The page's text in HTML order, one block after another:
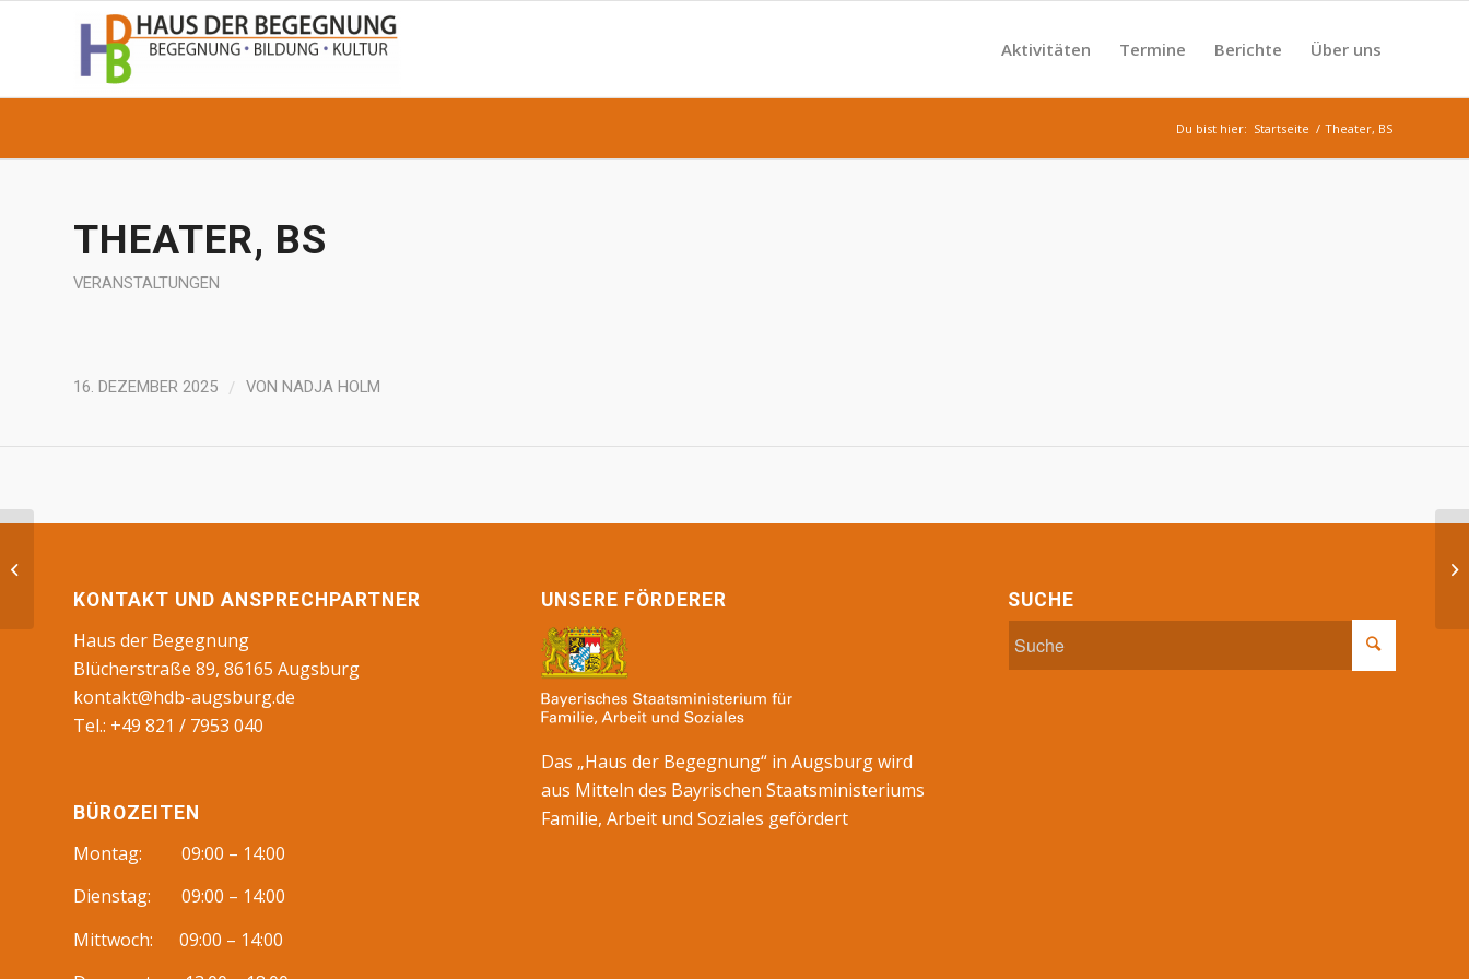
Aktivitäten Termine Berichte Über uns
Du bist hier: Startseite / Theater, BS
THEATER, BS
VERANSTALTUNGEN
16. DEZEMBER 2025 / VON NADJA HOLM
KONTAKT UND ANSPRECHPARTNER
Haus der Begegnung
Blücherstraße 89, 86165 Augsburg
kontakt@hdb-augsburg.de
Tel.: +49 821 / 7953 040
BÜROZEITEN
Montag: 09:00 – 14:00
Dienstag: 09:00 – 14:00
Mittwoch: 09:00 – 14:00
UNSERE FÖRDERER
Das „Haus der Begegnung“ in Augsburg wird
aus Mitteln des Bayrischen Staatsministeriums
Familie, Arbeit und Soziales gefördert
SUCHE